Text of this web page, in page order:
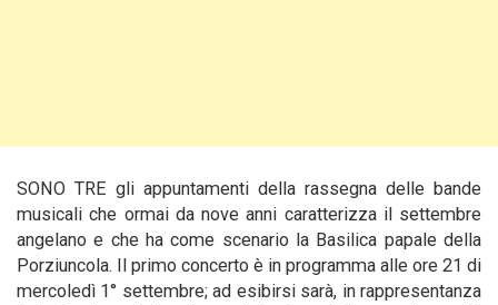
SONO TRE gli appuntamenti della rassegna delle bande
musicali che ormai da nove anni caratterizza il settembre
angelano e che ha come scenario la Basilica papale della
Porziuncola. Il primo concerto è in programma alle ore 21 di
mercoledì 1° settembre; ad esibirsi sarà, in rappresentanza